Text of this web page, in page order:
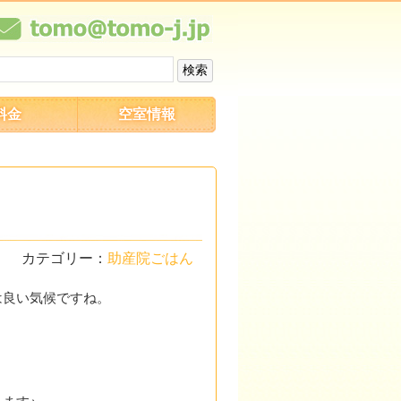
金 空室情報
カテゴリー： 助産院ごはん
い気候ですね。